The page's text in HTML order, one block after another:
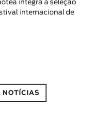
integra a seleção
internacional de
NOTÍCIAS